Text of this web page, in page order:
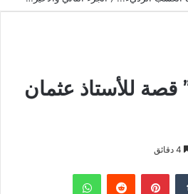
قصة للأستاذ عثمان
بينتيريست